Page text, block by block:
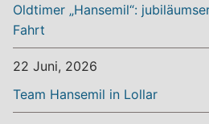
Oldtimer „Hansemil“:
Fahrt
22 Juni, 2026
Team Hansemil in Lollar